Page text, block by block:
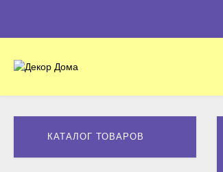
КАТАЛОГ ТОВАРОВ